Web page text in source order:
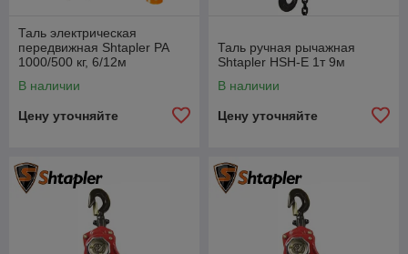
Таль электрическая
передвижная Shtapler PA
1000/500 кг, 6/12м
В наличии
Цену уточняйте
Таль ручная рычажная
Shtapler HSH-E 1т 9м
В наличии
Цену уточняйте